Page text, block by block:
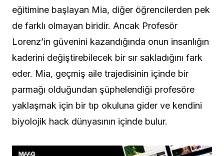
eğitimine başlayan Mia, diğer öğrencilerden pek
de farklı olmayan biridir. Ancak Profesör
Lorenz’in güvenini kazandığında onun insanlığın
kaderini değiştirebilecek bir sır sakladığını fark
eder. Mia, geçmiş aile trajedisinin içinde bir
parmağı olduğundan şüphelendiği profesöre
yaklaşmak için bir tıp okuluna gider ve kendini
biyolojik hack dünyasının içinde bulur.